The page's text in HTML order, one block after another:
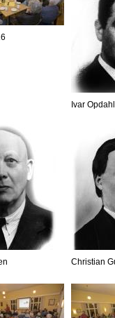
Ivar Opdahl
Christian